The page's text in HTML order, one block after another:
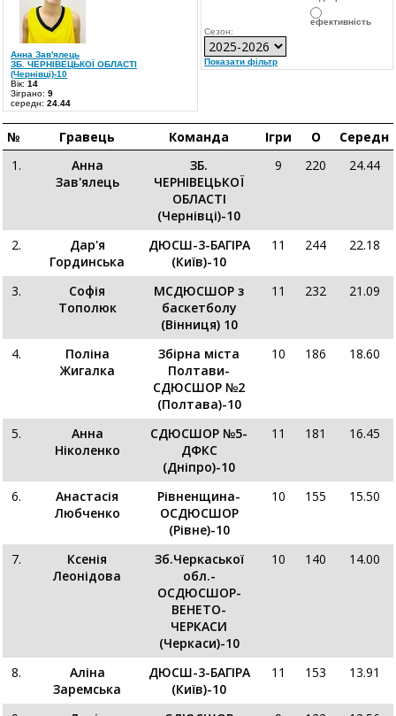
Анна Зав'ялець
ЗБ. ЧЕРНІВЕЦЬКОЇ ОБЛАСТІ
(Чернівці)-10
Вік: 14
Зіграно: 9
середн: 24.44
ефективність
Сезон:
Показати фільтр
№ Гравець Команда Ігри О
Середн
1.
Анна
Зав'ялець
ЗБ.
ЧЕРНІВЕЦЬКОЇ
ОБЛАСТІ
(Чернівці)-10
9 220 24.44
2.
Дар'я
Гординська
ДЮСШ-3-БАГІРА
(Київ)-10
11 244 22.18
3.
Софія
Тополюк
МСДЮСШОР з
баскетболу
(Вінниця) 10
11 232 21.09
4.
Поліна
Жигалка
Збірна міста
Полтави-
СДЮСШОР №2
(Полтава)-10
10 186 18.60
5.
Анна
Ніколенко
СДЮСШОР №5-
ДФКС
(Дніпро)-10
11 181 16.45
6.
Анастасія
Любченко
Рівненщина-
ОСДЮСШОР
(Рівне)-10
10 155 15.50
7.
Ксенія
Леонідова
Зб.Черкаської
обл.-
ОСДЮСШОР-
ВЕНЕТО-
ЧЕРКАСИ
(Черкаси)-10
10 140 14.00
8.
Аліна
Заремська
ДЮСШ-3-БАГІРА
(Київ)-10
11 153 13.91